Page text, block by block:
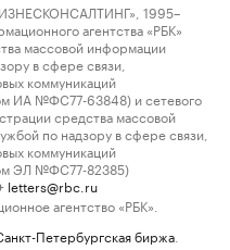
1995–
агентства «РБК»
массовой информации
в сфере связи,
коммуникаций
ИА №ФС77-63848) и сетевого
средства массовой
по надзору в сфере связи,
коммуникаций
ЭЛ №ФС77-82385)
letters@rbc.ru
агентство «РБК».
Петербургская биржа